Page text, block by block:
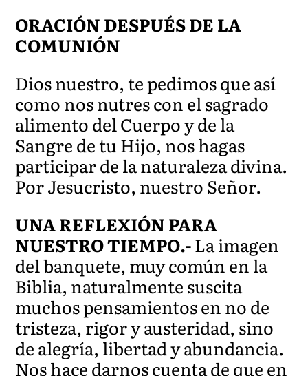
ORACIÓN DESPUÉS DE LA
COMUNIÓN
Dios nuestro, te pedimos que así
como nos nutres con el sagrado
alimento del Cuerpo y de la
Sangre de tu Hijo, nos hagas
participar de la naturaleza divina.
Por Jesucristo, nuestro Señor.
UNA REFLEXIÓN PARA
NUESTRO TIEMPO.-La imagen
del banquete, muy común en la
Biblia, naturalmente suscita
muchos pensamientos en no de
tristeza, rigor y austeridad, sino
de alegría, libertad y abundancia.
Nos hace darnos cuenta de que en